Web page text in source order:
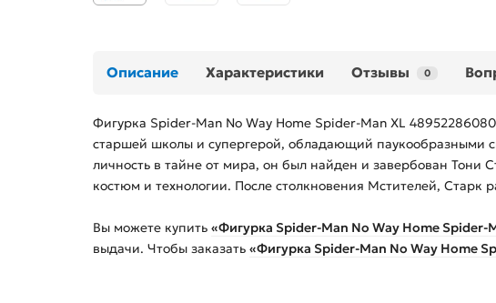
Описание Характеристики Отзывы 0
Фигурка Spider-Man No Way Home Spider-Man XL
старшей школы и супергерой, обладающий паукообразными
личность в тайне от мира, он был найден и завербован Тони
костюм и технологии. После столкновения Мстителей, Старк
Вы можете купить «Фигурка Spider-Man No Way Home Spider-
выдачи. Чтобы заказать «Фигурка Spider-Man No Way Home